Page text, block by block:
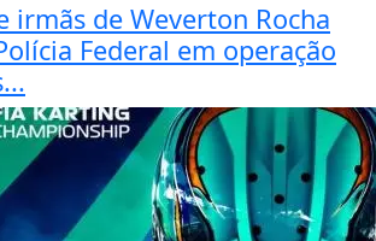
irmãs de Weverton Rocha
Federal em operação